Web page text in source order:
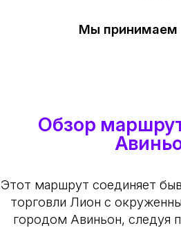
Мы принимаем
Обзор
Этот маршрут соединяет
торговли Лион с
городом Авиньон, следуя